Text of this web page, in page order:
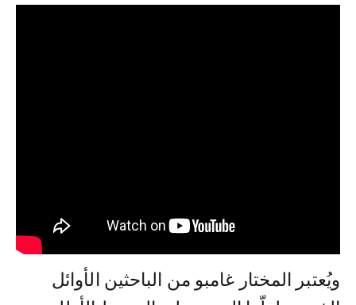
ويُعتبر المختار غامبو من الباحثين الأوائل